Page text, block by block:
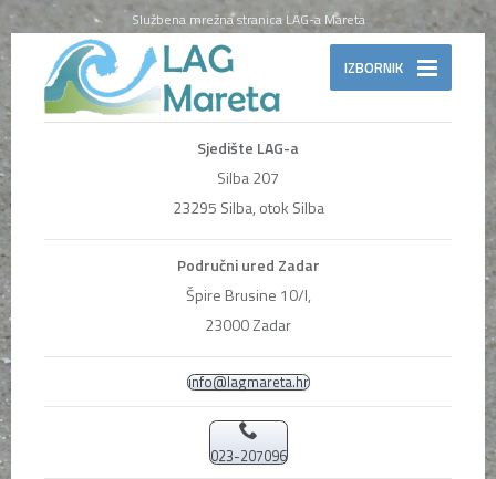
Službena mrežna stranica LAG-a Mareta
IZBORNIK
Sjedište LAG-a
Silba 207
23295 Silba, otok Silba
Područni ured Zadar
Špire Brusine 10/I,
23000 Zadar
info@lagmareta.hr
023-207096